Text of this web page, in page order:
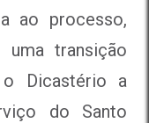
ao processo,
transição
Dicastério a
do Santo